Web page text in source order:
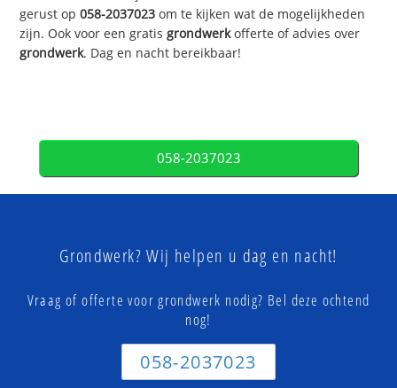
gerust op058-2037023 om te kijken wat de mogelijkheden
zijn. Ook voor een gratisgrondwerkofferte of advies over
grondwerk. Dag en nacht bereikbaar!
058-2037023
Grondwerk? Wij helpen u dag en nacht!
Vraag of offerte voor grondwerk nodig? Bel deze ochtend
nog!
058-2037023